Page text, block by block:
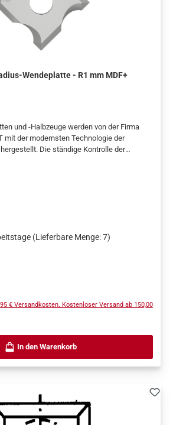
Wendeplatte - R1 mm MDF+
und -Halbzeuge werden von der Firma
mit der modernsten Technologie der
Die ständige Kontrolle der
der europäischen Normen
Wendeplatten.Wenn Sie
(Lieferbare Menge: 7)
€ Versandkosten. Kostenloser Versand ab 150,00
In den Warenkorb